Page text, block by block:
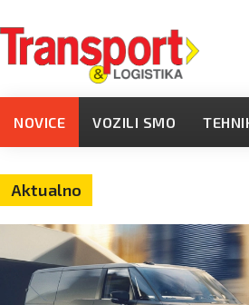
NOVICE VOZILI SMO
Aktualno